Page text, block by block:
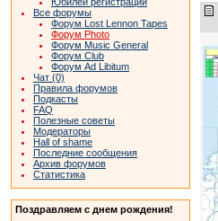
Все форумы
Форум Lost Lennon Tapes
Форум Photo
Форум Music General
Форум Club
Форум Ad Libitum
Чат (0)
Правила форумов
Подкасты
FAQ
Полезные советы
Модераторы
Hall of shame
Последние сообщения
Архив форумов
Статистика
Поздравляем с днем рождения!